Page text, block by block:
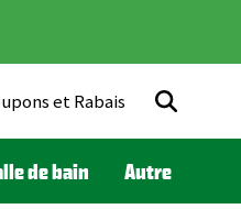
et Rabais
de bain Autre